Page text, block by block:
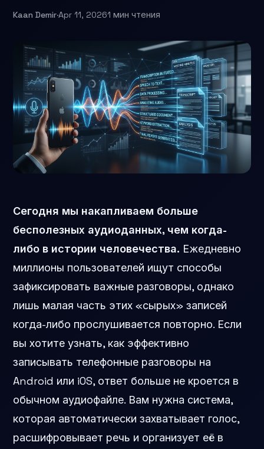
Kaan Demir·Apr 11, 20261 мин чтения
Сегодня мы накапливаем больше
бесполезных аудиоданных, чем когда-
либо в истории человечества. Ежедневно
миллионы пользователей ищут способы
зафиксировать важные разговоры, однако
лишь малая часть этих «сырых» записей
когда-либо прослушивается повторно. Если
вы хотите узнать, как эффективно
записывать телефонные разговоры на
Android или iOS, ответ больше не кроется в
обычном аудиофайле. Вам нужна система,
которая автоматически захватывает голос,
расшифровывает речь и организует её в